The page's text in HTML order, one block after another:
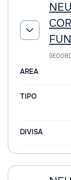
AREA
TIPO
DIVISA